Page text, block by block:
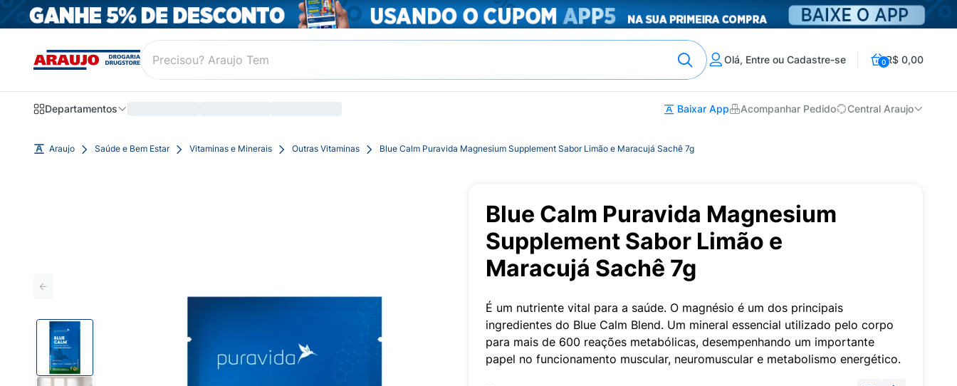
Olá, Entre ou Cadastre-se 0R$ 0,00
Departamentos Baixar App Acompanhar Pedido Central Araujo
Araujo Saúde e Bem Estar Vitaminas e Minerais Outras Vitaminas Blue Calm Puravida Magnesium Supplement Sabor Limão e Maracujá Sachê 7g
Blue Calm Puravida Magnesium
Supplement Sabor Limão e
Maracujá Sachê 7g
É um nutriente vital para a saúde. O magnésio é um dos principais
ingredientes do Blue Calm Blend. Um mineral essencial utilizado pelo corpo
para mais de 600 reações metabólicas, desempenhando um importante
papel no funcionamento muscular, neuromuscular e metabolismo energético.